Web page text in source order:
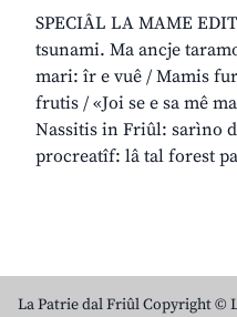
SPECIÂL LA MAME
tsunami. Ma ancje
mari: îr e vuê / Mamis
frutis / «Joi se e sa mê
Nassitis in Friûl: sarìno
procreatîf: lâ tal forest
La Patrie dal Friûl Copyright ©